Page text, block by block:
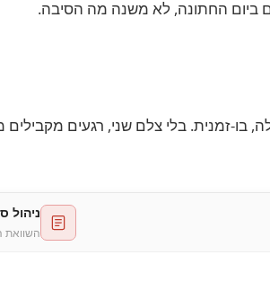
ביום החתונה, לא משנה מה הסיבה.
בו-זמנית. בלי צלם שני, רגעים
ניהול
השוואת